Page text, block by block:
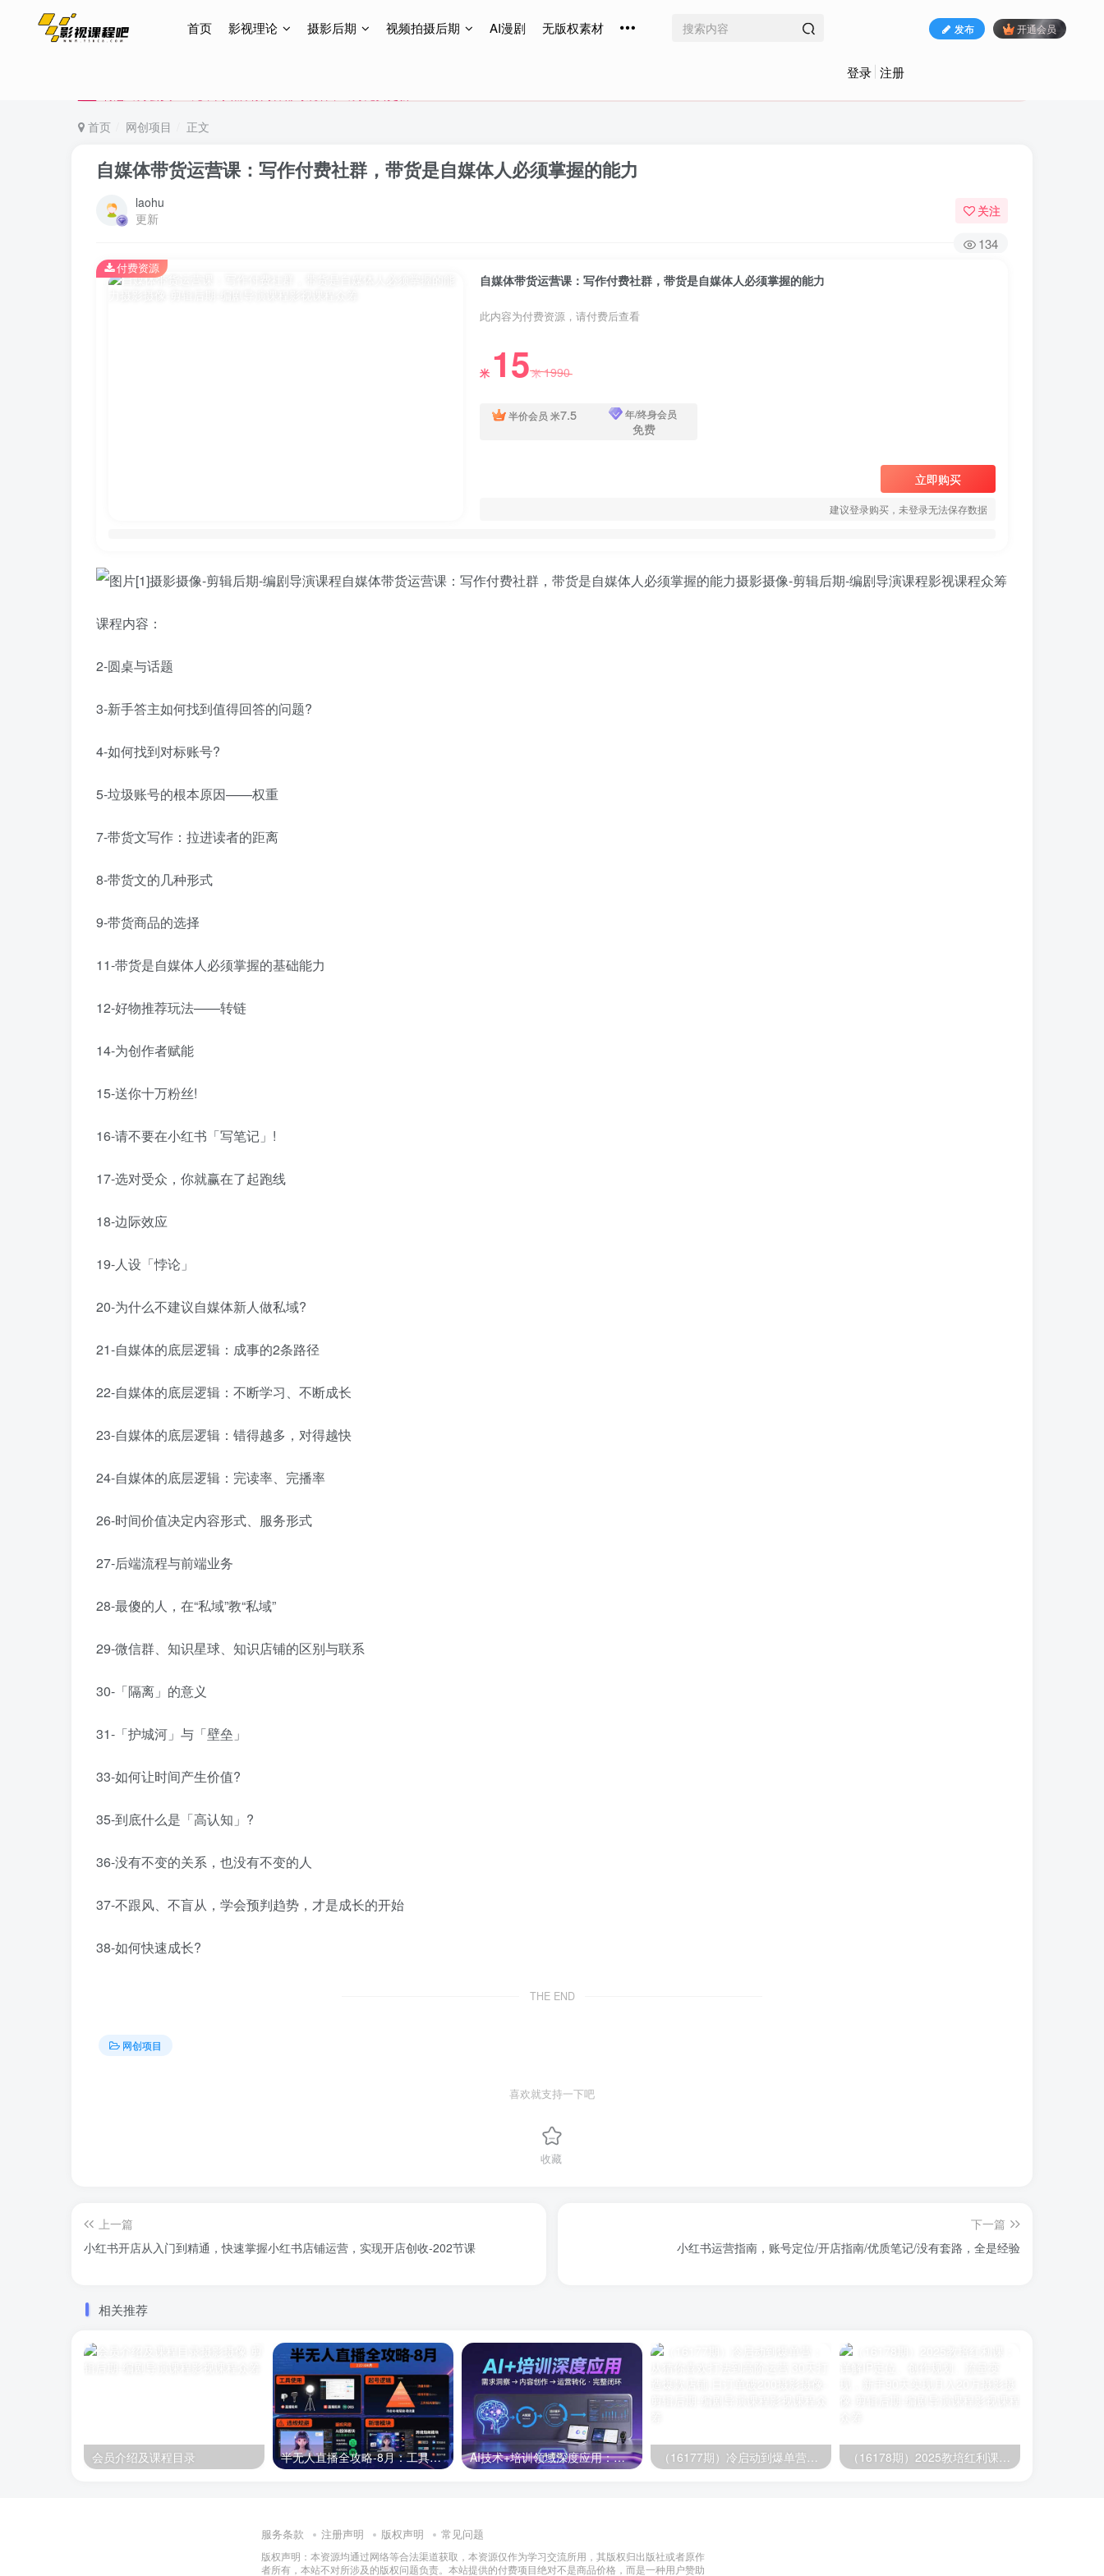
首页 影视理论 摄影后期 视频拍摄后期 AI漫剧 无版权素材 发布 开通会员
登录 注册
特惠终身会员299元，网站所有内容都可观看，终身免费更新
首页 网创项目 正文
自媒体带货运营课：写作付费社群，带货是自媒体人必须掌握的能力
laohu
更新
关注
134
自媒体带货运营课：写作付费社群，带货是自媒体人必须掌握的能力
此内容为付费资源，请付费后查看
米 15米1990
半价会员 米7.5 年/终身会员
免费
立即购买
建议登录购买，未登录无法保存数据
付费资源
课程内容：
2-圆桌与话题
3-新手答主如何找到值得回答的问题?
4-如何找到对标账号?
5-垃圾账号的根本原因——权重
7-带货文写作：拉进读者的距离
8-带货文的几种形式
9-带货商品的选择
11-带货是自媒体人必须掌握的基础能力
12-好物推荐玩法——转链
14-为创作者赋能
15-送你十万粉丝!
16-请不要在小红书「写笔记」!
17-选对受众，你就赢在了起跑线
18-边际效应
19-人设「悖论」
20-为什么不建议自媒体新人做私域?
21-自媒体的底层逻辑：成事的2条路径
22-自媒体的底层逻辑：不断学习、不断成长
23-自媒体的底层逻辑：错得越多，对得越快
24-自媒体的底层逻辑：完读率、完播率
26-时间价值决定内容形式、服务形式
27-后端流程与前端业务
28-最傻的人，在“私域”教“私域”
29-微信群、知识星球、知识店铺的区别与联系
30-「隔离」的意义
31-「护城河」与「壁垒」
33-如何让时间产生价值?
35-到底什么是「高认知」?
36-没有不变的关系，也没有不变的人
37-不跟风、不盲从，学会预判趋势，才是成长的开始
38-如何快速成长?
THE END
网创项目
喜欢就支持一下吧
收藏
上一篇
小红书开店从入门到精通，快速掌握小红书店铺运营，实现开店创收-202节课
下一篇
小红书运营指南，账号定位/开店指南/优质笔记/没有套路，全是经验
相关推荐
会员介绍及课程目录 半无人直播全攻略-8月：工具使用+起号逻辑+违规规避,新增AI超体与跨境模块 AI技术+培训领域深度应用：需求洞察-内容创作-运营转化 的完整闭环 （16177期）冷启动到爆单营：从猜你喜欢打法到高阶运营,30天打造爆款店铺,日订单破200 （16178期）2025教培红利课：详解IP定位、创作规划、流量变现，新手90天实现月入20万
服务条款 注册声明 版权声明 常见问题
版权声明：本资源均通过网络等合法渠道获取，本资源仅作为学习交流所用，其版权归出版社或者原作
者所有，本站不对所涉及的版权问题负责。本站提供的付费项目绝对不是商品价格，而是一种用户赞助